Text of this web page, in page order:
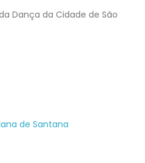
Dança da Cidade de São
de Santana